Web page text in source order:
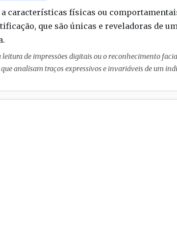
características físicas ou
que são únicas e reveladoras de
leitura de impressões digitais ou o reconhecimento
analisam traços expressivos e invariáveis de um